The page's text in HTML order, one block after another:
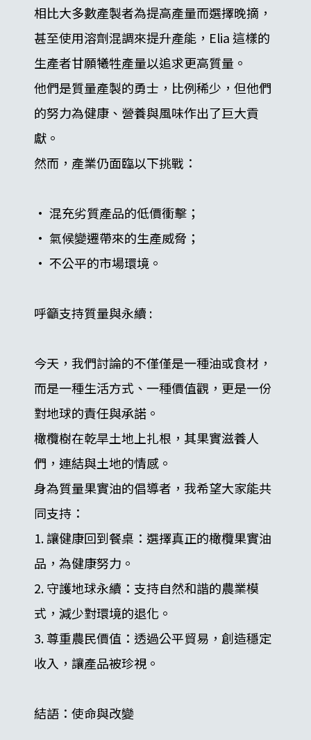
相比大多數產製者為提高產量而選擇晚摘，
甚至使用溶劑混調來提升產能，Elia 這樣的
生產者甘願犧牲產量以追求更高質量。
他們是質量產製的勇士，比例稀少，但他們
的努力為健康、營養與風味作出了巨大貢
獻。
然而，產業仍面臨以下挑戰：
• 混充劣質產品的低價衝擊；
• 氣候變遷帶來的生產威脅；
• 不公平的市場環境。
呼籲支持質量與永續 :
今天，我們討論的不僅僅是一種油或食材，
而是一種生活方式、一種價值觀，更是一份
對地球的責任與承諾。
橄欖樹在乾旱土地上扎根，其果實滋養人
們，連結與土地的情感。
身為質量果實油的倡導者，我希望大家能共
同支持：
1. 讓健康回到餐桌：選擇真正的橄欖果實油
品，為健康努力。
2. 守護地球永續：支持自然和諧的農業模
式，減少對環境的退化。
3. 尊重農民價值：透過公平貿易，創造穩定
收入，讓產品被珍視。
結語：使命與改變